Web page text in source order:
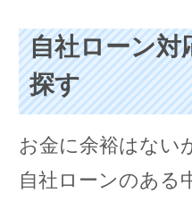
自社ローン対
探す
お金に余裕はない
自社ローンのある